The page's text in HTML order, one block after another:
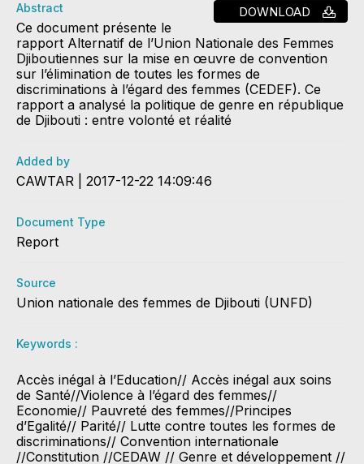
DOWNLOAD
Abstract
Ce document présente le
rapport Alternatif de l’Union Nationale des Femmes
Djiboutiennes sur la mise en œuvre de convention
sur l’élimination de toutes les formes de
discriminations à l’égard des femmes (CEDEF). Ce
rapport a analysé la politique de genre en république
de Djibouti : entre volonté et réalité
Added by
CAWTAR | 2017-12-22 14:09:46
Document Type
Report
Source
Union nationale des femmes de Djibouti (UNFD)
Keywords :
Accès inégal à l’Education// Accès inégal aux soins
de Santé//Violence à l’égard des femmes//
Economie// Pauvreté des femmes//Principes
d’Egalité// Parité// Lutte contre toutes les formes de
discriminations// Convention internationale
//Constitution //CEDAW // Genre et développement //